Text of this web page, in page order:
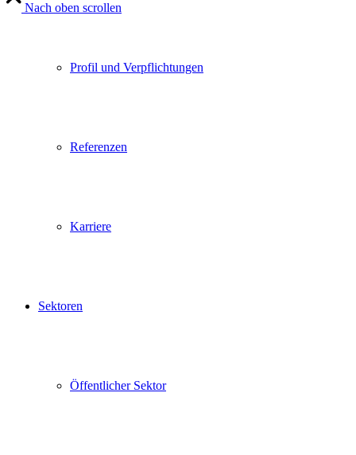
Profil und Verpflichtungen
Referenzen
Karriere
Sektoren
Öffentlicher Sektor
Nach oben scrollen